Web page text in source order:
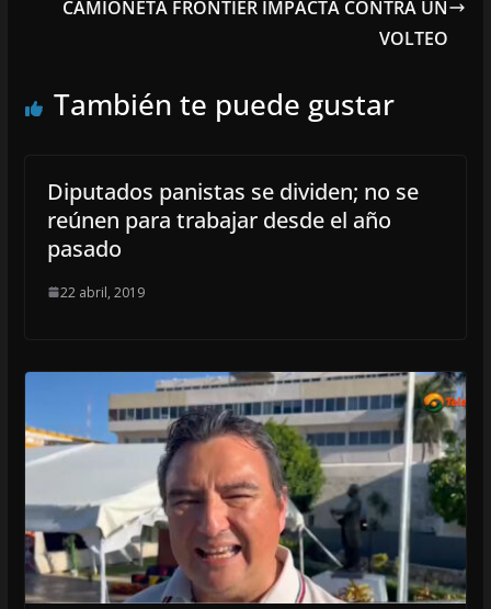
CAMIONETA FRONTIER IMPACTA CONTRA UN
VOLTEO
También te puede gustar
Diputados panistas se dividen; no se
reúnen para trabajar desde el año
pasado
22 abril, 2019